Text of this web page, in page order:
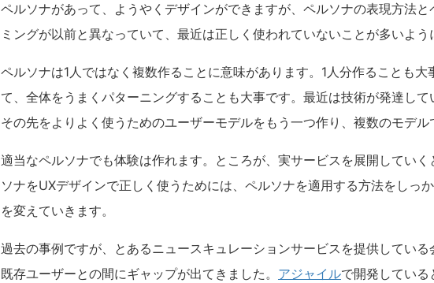
ペルソナがあって、ようやくデザインができますが、ペルソナの表現方法
ミングが以前と異なっていて、最近は正しく使われていないことが多いよう
ペルソナは1人ではなく複数作ることに意味があります。1人分作ることも
て、全体をうまくパターニングすることも大事です。最近は技術が発達し
その先をよりよく使うためのユーザーモデルをもう一つ作り、複数のモデル
適当なペルソナでも体験は作れます。ところが、実サービスを展開してい
ソナをUXデザインで正しく使うためには、ペルソナを適用する方法をしっ
を変えていきます。
過去の事例ですが、とあるニュースキュレーションサービスを提供してい
既存ユーザーとの間にギャップが出てきました。 アジャイルで開発している